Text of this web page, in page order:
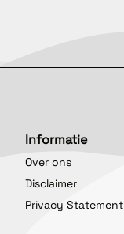
Informatie
Over ons
Disclaimer
Privacy Statement